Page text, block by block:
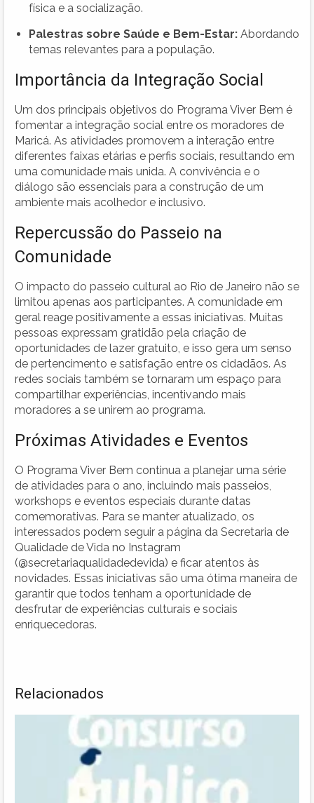
física e a socialização.
Palestras sobre Saúde e Bem-Estar: Abordando
temas relevantes para a população.
Importância da Integração Social
Um dos principais objetivos do Programa Viver Bem é
fomentar a integração social entre os moradores de
Maricá. As atividades promovem a interação entre
diferentes faixas etárias e perfis sociais, resultando em
uma comunidade mais unida. A convivência e o
diálogo são essenciais para a construção de um
ambiente mais acolhedor e inclusivo.
Repercussão do Passeio na
Comunidade
O impacto do passeio cultural ao Rio de Janeiro não se
limitou apenas aos participantes. A comunidade em
geral reage positivamente a essas iniciativas. Muitas
pessoas expressam gratidão pela criação de
oportunidades de lazer gratuito, e isso gera um senso
de pertencimento e satisfação entre os cidadãos. As
redes sociais também se tornaram um espaço para
compartilhar experiências, incentivando mais
moradores a se unirem ao programa.
Próximas Atividades e Eventos
O Programa Viver Bem continua a planejar uma série
de atividades para o ano, incluindo mais passeios,
workshops e eventos especiais durante datas
comemorativas. Para se manter atualizado, os
interessados podem seguir a página da Secretaria de
Qualidade de Vida no Instagram
(@secretariaqualidadedevida) e ficar atentos às
novidades. Essas iniciativas são uma ótima maneira de
garantir que todos tenham a oportunidade de
desfrutar de experiências culturais e sociais
enriquecedoras.
Relacionados